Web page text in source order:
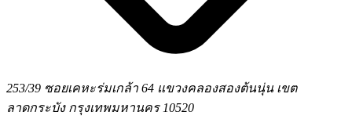
253/39 ซอยเคหะร่มเกล้า 64 แขวงคลองสองต้นนุ่น เขต
ลาดกระบัง กรุงเทพมหานคร 10520